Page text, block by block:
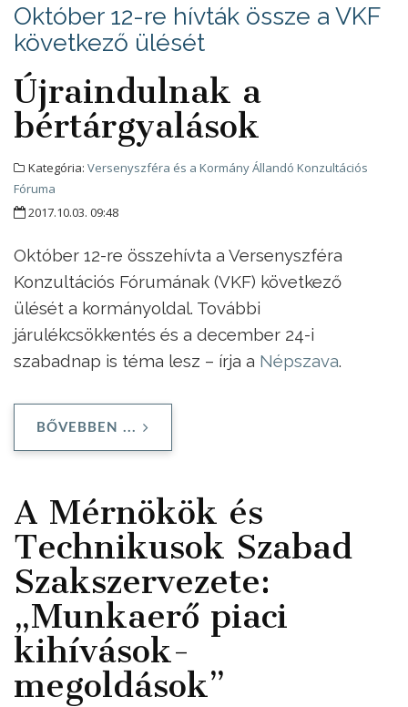
Október 12-re hívták össze a VKF
következő ülését
Újraindulnak a
bértárgyalások
Kategória: Versenyszféra és a Kormány Állandó Konzultációs
Fóruma
2017.10.03. 09:48
Október 12-re összehívta a Versenyszféra
Konzultációs Fórumának (VKF) következő
ülését a kormányoldal. További
járulékcsökkentés és a december 24-i
szabadnap is téma lesz – írja a Népszava.
BŐVEBBEN ...
A Mérnökök és
Technikusok Szabad
Szakszervezete:
„Munkaerő piaci
kihívások-
megoldások”